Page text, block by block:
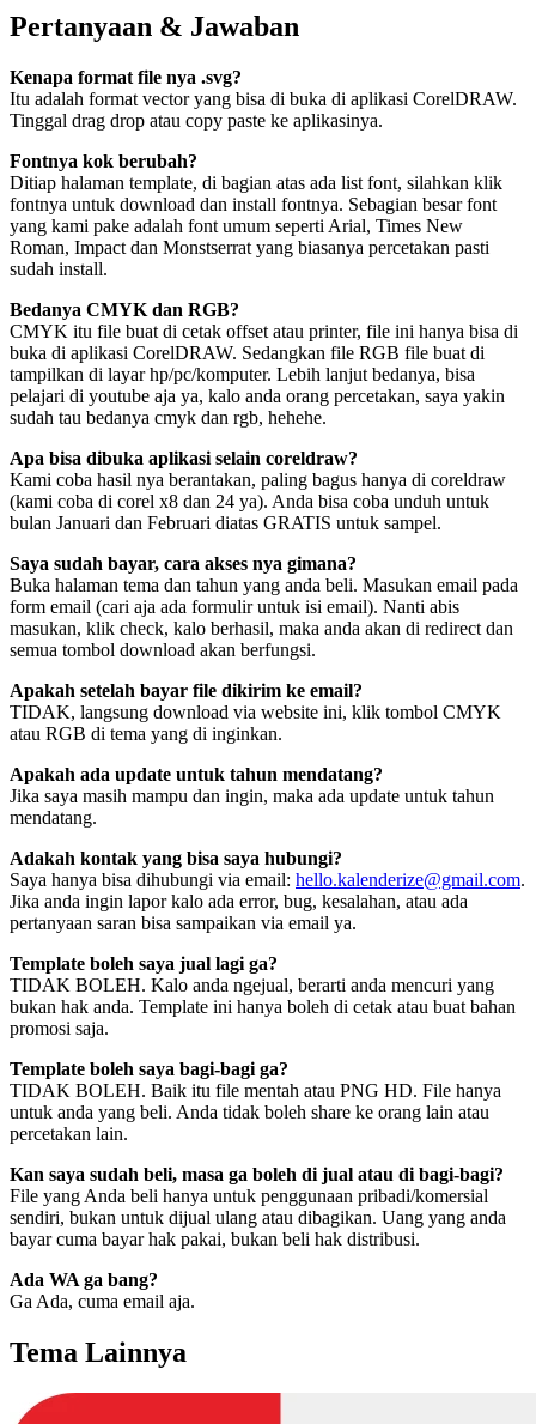
Pertanyaan & Jawaban
Kenapa format file nya .svg?
Itu adalah format vector yang bisa di buka di aplikasi CorelDRAW.
Tinggal drag drop atau copy paste ke aplikasinya.
Fontnya kok berubah?
Ditiap halaman template, di bagian atas ada list font, silahkan klik
fontnya untuk download dan install fontnya. Sebagian besar font
yang kami pake adalah font umum seperti Arial, Times New
Roman, Impact dan Monstserrat yang biasanya percetakan pasti
sudah install.
Bedanya CMYK dan RGB?
CMYK itu file buat di cetak offset atau printer, file ini hanya bisa di
buka di aplikasi CorelDRAW. Sedangkan file RGB file buat di
tampilkan di layar hp/pc/komputer. Lebih lanjut bedanya, bisa
pelajari di youtube aja ya, kalo anda orang percetakan, saya yakin
sudah tau bedanya cmyk dan rgb, hehehe.
Apa bisa dibuka aplikasi selain coreldraw?
Kami coba hasil nya berantakan, paling bagus hanya di coreldraw
(kami coba di corel x8 dan 24 ya). Anda bisa coba unduh untuk
bulan Januari dan Februari diatas GRATIS untuk sampel.
Saya sudah bayar, cara akses nya gimana?
Buka halaman tema dan tahun yang anda beli. Masukan email pada
form email (cari aja ada formulir untuk isi email). Nanti abis
masukan, klik check, kalo berhasil, maka anda akan di redirect dan
semua tombol download akan berfungsi.
Apakah setelah bayar file dikirim ke email?
TIDAK, langsung download via website ini, klik tombol CMYK
atau RGB di tema yang di inginkan.
Apakah ada update untuk tahun mendatang?
Jika saya masih mampu dan ingin, maka ada update untuk tahun
mendatang.
Adakah kontak yang bisa saya hubungi?
Saya hanya bisa dihubungi via email: hello.kalenderize@gmail.com.
Jika anda ingin lapor kalo ada error, bug, kesalahan, atau ada
pertanyaan saran bisa sampaikan via email ya.
Template boleh saya jual lagi ga?
TIDAK BOLEH. Kalo anda ngejual, berarti anda mencuri yang
bukan hak anda. Template ini hanya boleh di cetak atau buat bahan
promosi saja.
Template boleh saya bagi-bagi ga?
TIDAK BOLEH. Baik itu file mentah atau PNG HD. File hanya
untuk anda yang beli. Anda tidak boleh share ke orang lain atau
percetakan lain.
Kan saya sudah beli, masa ga boleh di jual atau di bagi-bagi?
File yang Anda beli hanya untuk penggunaan pribadi/komersial
sendiri, bukan untuk dijual ulang atau dibagikan. Uang yang anda
bayar cuma bayar hak pakai, bukan beli hak distribusi.
Ada WA ga bang?
Ga Ada, cuma email aja.
Tema Lainnya